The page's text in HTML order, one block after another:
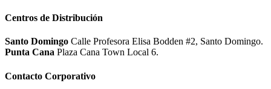
Centros de Distribución
Santo Domingo Calle Profesora Elisa Bodden #2, Santo Domingo.
Punta Cana Plaza Cana Town Local 6.
Contacto Corporativo